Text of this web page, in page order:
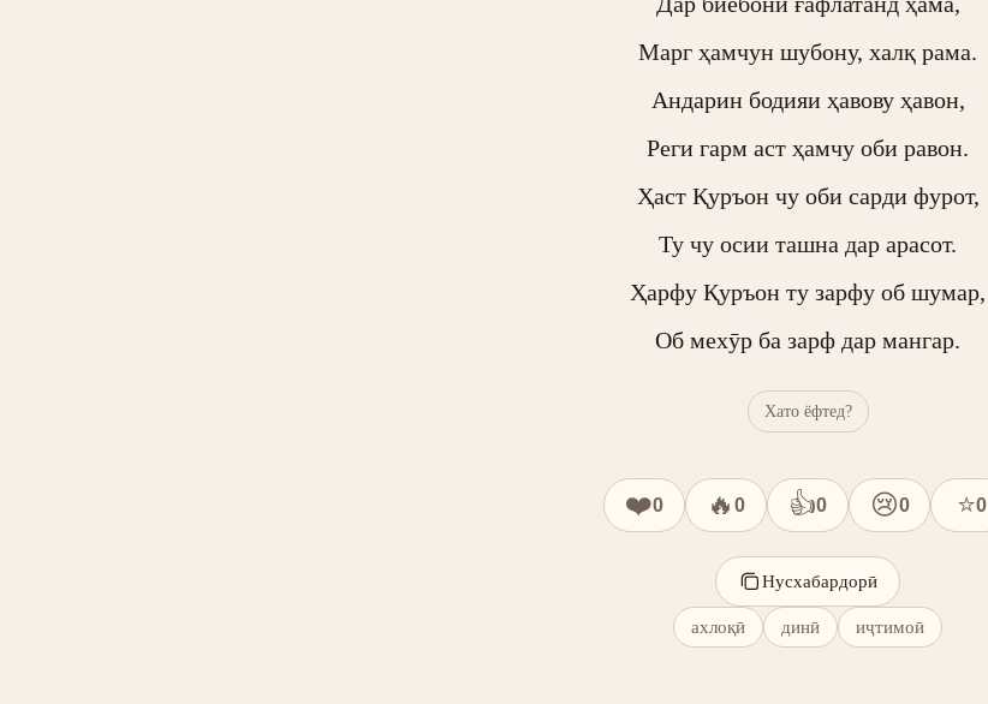
Марг ҳамчун шубону, халқ рама.
Андарин бодияи ҳавову ҳавон,
Реги гарм аст ҳамчу оби равон.
Ҳаст Қуръон чу оби сарди фурот,
Ту чу осии ташна дар арасот.
Ҳарфу Қуръон ту зарфу об шумар,
Об мехӯр ба зарф дар мангар.
Хато ёфтед?
❤️0 🔥 0 👍0 😢0 ⭐0
Нусхабардорӣ
ахлоқӣ динӣ иҷтимоӣ